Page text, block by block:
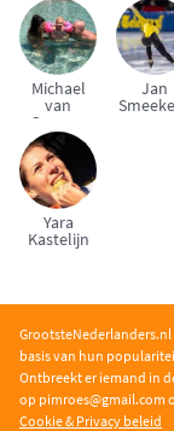
Michael
van
Gerwen
Jan
Yara
Kastelijn
basis van hun
Ontbreekt er iemand in
op pimroes@gmail.com
Cookie & Privacy beleid